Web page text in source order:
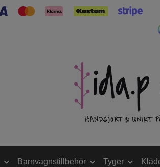
Barnvagnstillbehör Tyger